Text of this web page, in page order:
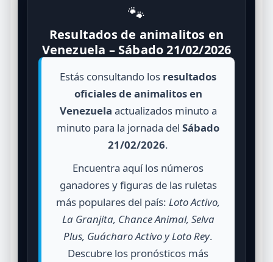
🐾
Resultados de animalitos en
Venezuela – Sábado 21/02/2026
Estás consultando los resultados
oficiales de animalitos en
Venezuela actualizados minuto a
minuto para la jornada del Sábado
21/02/2026.
Encuentra aquí los números
ganadores y figuras de las ruletas
más populares del país: Loto Activo,
La Granjita, Chance Animal, Selva
Plus, Guácharo Activo y Loto Rey.
Descubre los pronósticos más